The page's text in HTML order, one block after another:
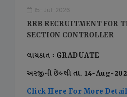
15-Jul-2026
RRB RECRUITMENT FOR
SECTION CONTROLLER
લાયકાત : GRADUATE
અરજીની છેલ્લી તા. 14-Aug-
Click Here For More